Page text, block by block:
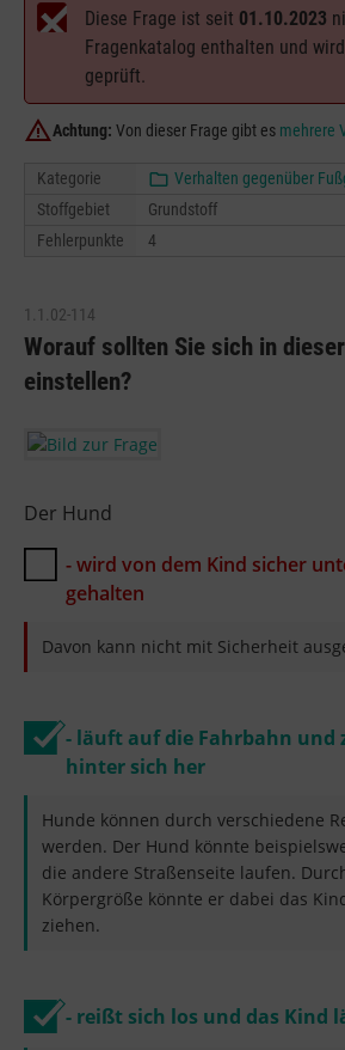
Diese Frage ist seit 01.10.2023
Fragenkatalog enthalten und
geprüft.
Achtung: Von dieser Frage gibt es mehrere
Kategorie
Verhalten gegenüber
Stoffgebiet
Grundstoff
Fehlerpunkte
4
1.1.02-114
Worauf sollten Sie sich in
einstellen?
Der Hund
- wird von dem Kind sicher
gehalten
Davon kann nicht mit Sicherheit
- läuft auf die Fahrbahn und
hinter sich her
Hunde können durch verschiedene
werden. Der Hund könnte
die andere Straßenseite laufen.
Körpergröße könnte er dabei das
ziehen.
- reißt sich los und das Kind